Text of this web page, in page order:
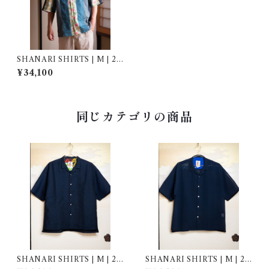
SHANARI SHIRTS | M | 25
3015
¥34,100
同じカテゴリの商品
SHANARI SHIRTS | M | 26
SHANARI SHIRTS | M | 26